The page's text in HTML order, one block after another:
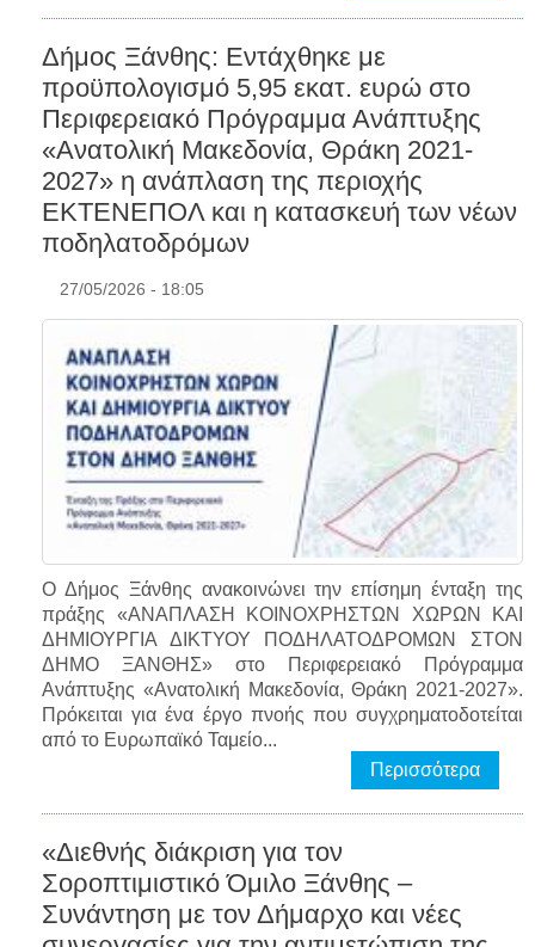
Δήμος Ξάνθης: Εντάχθηκε με
προϋπολογισμό 5,95 εκατ. ευρώ στο
Περιφερειακό Πρόγραμμα Ανάπτυξης
«Ανατολική Μακεδονία, Θράκη 2021-
2027» η ανάπλαση της περιοχής
ΕΚΤΕΝΕΠΟΛ και η κατασκευή των νέων
ποδηλατοδρόμων
27/05/2026 - 18:05
Ο Δήμος Ξάνθης ανακοινώνει την επίσημη ένταξη της
πράξης «ΑΝΑΠΛΑΣΗ ΚΟΙΝΟΧΡΗΣΤΩΝ ΧΩΡΩΝ ΚΑΙ
ΔΗΜΙΟΥΡΓΙΑ ΔΙΚΤΥΟΥ ΠΟΔΗΛΑΤΟΔΡΟΜΩΝ ΣΤΟΝ
ΔΗΜΟ ΞΑΝΘΗΣ» στο Περιφερειακό Πρόγραμμα
Ανάπτυξης «Ανατολική Μακεδονία, Θράκη 2021-2027».
Πρόκειται για ένα έργο πνοής που συγχρηματοδοτείται
από το Ευρωπαϊκό Ταμείο...
Περισσότερα
«Διεθνής διάκριση για τον
Σοροπτιμιστικό Όμιλο Ξάνθης –
Συνάντηση με τον Δήμαρχο και νέες